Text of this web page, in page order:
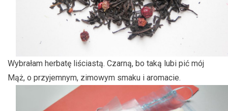
Wybrałam herbatę liściastą. Czarną, bo taką lubi pić mój
Mąż, o przyjemnym, zimowym smaku i aromacie.